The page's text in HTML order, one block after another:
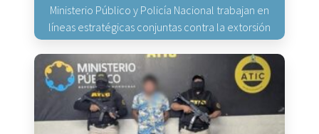
Ministerio Público y Policía Nacional trabajan en
líneas estratégicas conjuntas contra la extorsión